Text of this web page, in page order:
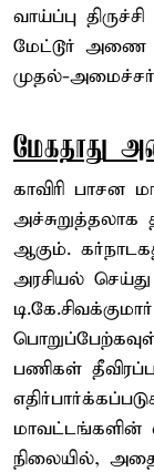
வாய்ப்பு
மேட்டூர் அணை
முதல்-
மேகதாது
காவிரி பாசன
ஆகும்.
அரசியல்
பணிகள்
மாவட்டங்களின்
நிலையில்,